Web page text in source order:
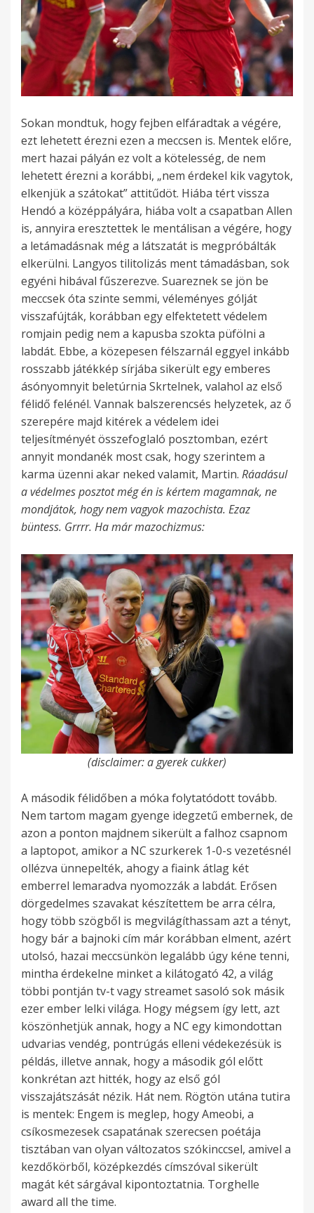
Sokan mondtuk, hogy fejben elfáradtak a végére,
ezt lehetett érezni ezen a meccsen is. Mentek előre,
mert hazai pályán ez volt a kötelesség, de nem
lehetett érezni a korábbi, „nem érdekel kik vagytok,
elkenjük a szátokat” attitűdöt. Hiába tért vissza
Hendó a középpályára, hiába volt a csapatban Allen
is, annyira eresztettek le mentálisan a végére, hogy
a letámadásnak még a látszatát is megpróbálták
elkerülni. Langyos tilitolizás ment támadásban, sok
egyéni hibával fűszerezve. Suareznek se jön be
meccsek óta szinte semmi, véleményes gólját
visszafújták, korábban egy elfektetett védelem
romjain pedig nem a kapusba szokta püfölni a
labdát. Ebbe, a közepesen félszarnál eggyel inkább
rosszabb játékkép sírjába sikerült egy emberes
ásónyomnyit beletúrnia Skrtelnek, valahol az első
félidő felénél. Vannak balszerencsés helyzetek, az ő
szerepére majd kitérek a védelem idei
teljesítményét összefoglaló posztomban, ezért
annyit mondanék most csak, hogy szerintem a
karma üzenni akar neked valamit, Martin. Ráadásul
a védelmes posztot még én is kértem magamnak, ne
mondjátok, hogy nem vagyok mazochista. Ezaz
büntess. Grrrr. Ha már mazochizmus:
(disclaimer: a gyerek cukker)
A második félidőben a móka folytatódott tovább.
Nem tartom magam gyenge idegzetű embernek, de
azon a ponton majdnem sikerült a falhoz csapnom
a laptopot, amikor a NC szurkerek 1-0-s vezetésnél
ollézva ünnepelték, ahogy a fiaink átlag két
emberrel lemaradva nyomozzák a labdát. Erősen
dörgedelmes szavakat készítettem be arra célra,
hogy több szögből is megvilágíthassam azt a tényt,
hogy bár a bajnoki cím már korábban elment, azért
utolsó, hazai meccsünkön legalább úgy kéne tenni,
mintha érdekelne minket a kilátogató 42, a világ
többi pontján tv-t vagy streamet sasoló sok másik
ezer ember lelki világa. Hogy mégsem így lett, azt
köszönhetjük annak, hogy a NC egy kimondottan
udvarias vendég, pontrúgás elleni védekezésük is
példás, illetve annak, hogy a második gól előtt
konkrétan azt hitték, hogy az első gól
visszajátszását nézik. Hát nem. Rögtön utána tutira
is mentek: Engem is meglep, hogy Ameobi, a
csíkosmezesek csapatának szerecsen poétája
tisztában van olyan változatos szókinccsel, amivel a
kezdőkörből, középkezdés címszóval sikerült
magát két sárgával kipontoztatnia. Torghelle
award all the time.